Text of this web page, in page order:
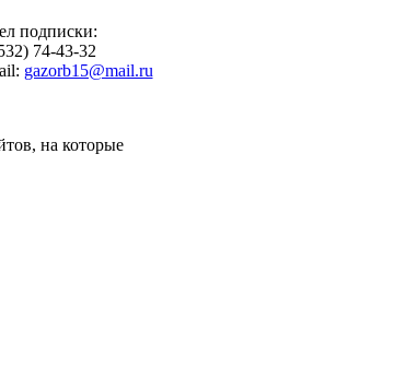
подписки:
74-43-32
gazorb15@mail.ru
на которые